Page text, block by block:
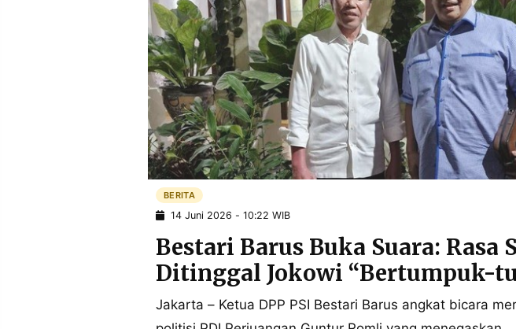
BERITA
WARGA
TULISAN
SERVICE
BERITA
14 Juni 2026 - 10:22 WIB
Bestari Barus Buka Suara: Rasa
Ditinggal Jokowi “Bertumpuk-
Jakarta – Ketua DPP PSI Bestari Barus angkat bicara